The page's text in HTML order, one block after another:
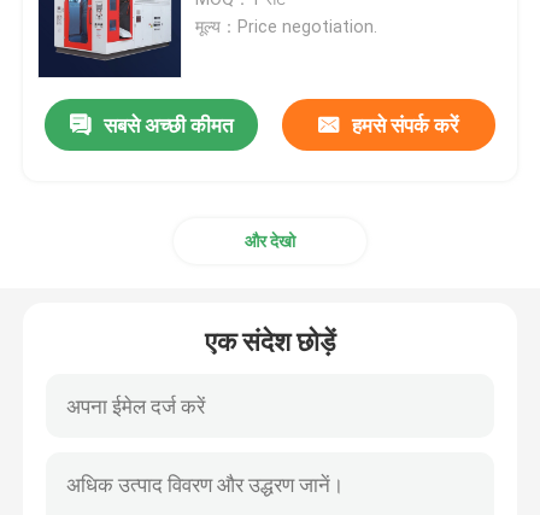
एचडीपीई झटका मोल्डिंग मशीन
पीपी उड़ा मोल्डिंग मशीन
मूल्य：Price negotiation.
सबसे अच्छी कीमत हमसे संपर्क करें
और देखो
एक संदेश छोड़ें